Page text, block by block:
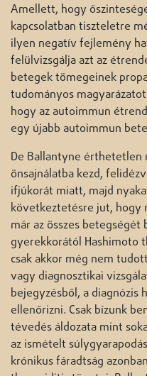
Amellett, hogy
kapcsolatban tiszteletre
ilyen negatív fejlemény
felülvizsgálja azt az
betegek tömegeinek
tudományos
hogy az autoimmun
egy újabb autoimmun
De Ballantyne érthetetlen
önsajnálatba kezd,
ifjúkorát miatt, majd
következtetésre jut, hogy
már az összes betegségét
gyerekkorától Hashimoto
csak akkor még nem
vagy diagnosztikai
bejegyzésből, a
ellenőrizni. Csak bízunk
tévedés áldozata mint
az ismételt
krónikus fáradtság